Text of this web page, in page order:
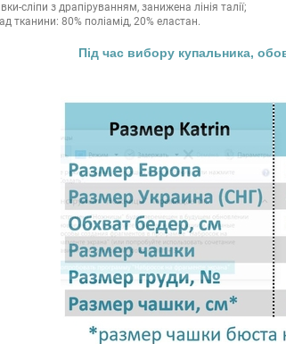
сліпи з драпіруванням, занижена лінія талії;
тканини: 80% поліамід, 20% еластан.
Під час вибору купальника,